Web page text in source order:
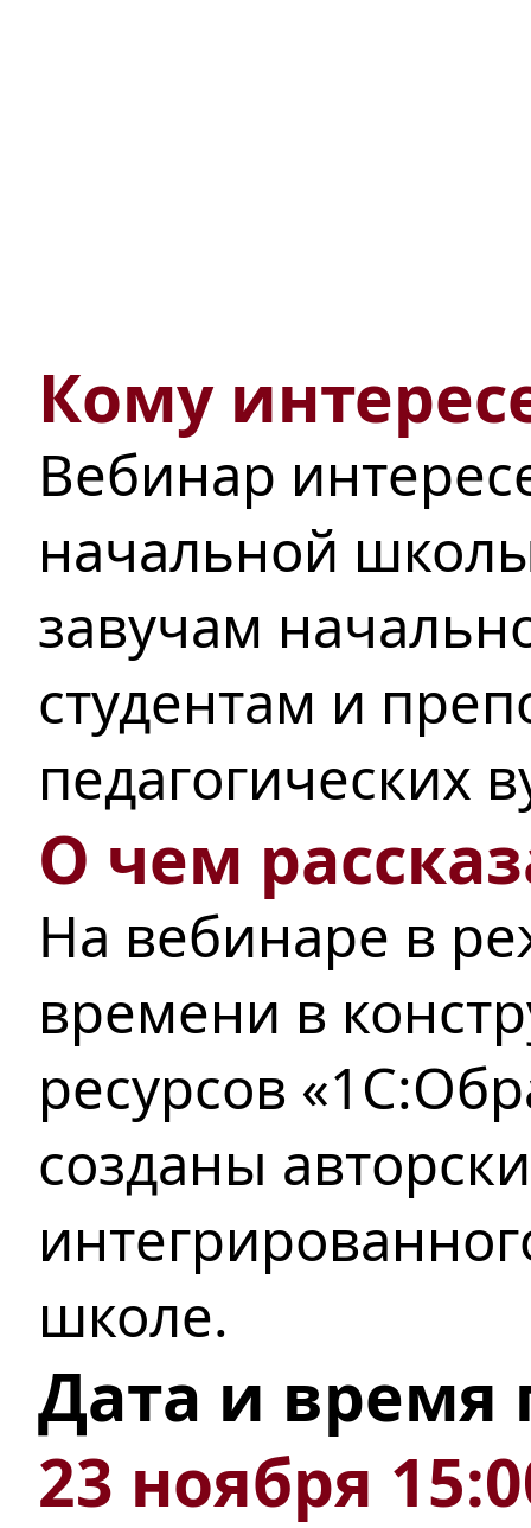
Кому
Вебинар
начальной
завучам
студентам и
педагогических
О чем
На вебинаре в
времени в
ресурсов
созданы
школе.
Дата и время
23 ноября